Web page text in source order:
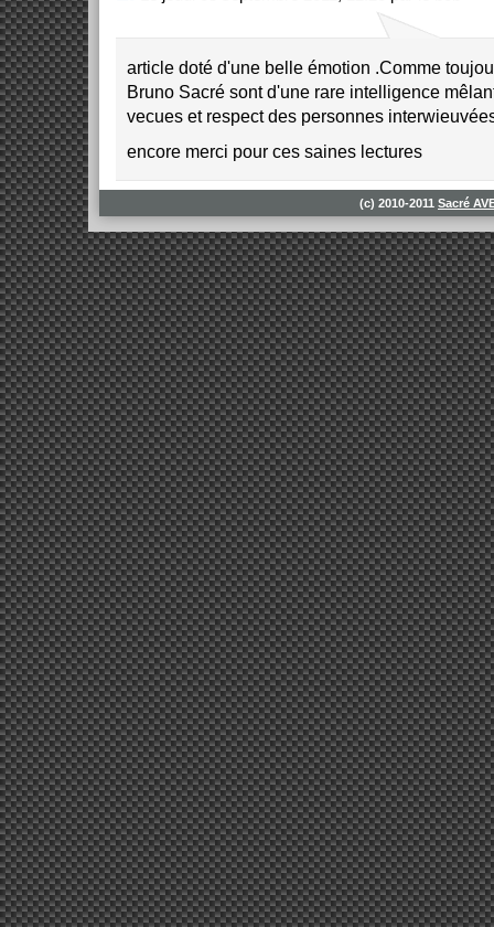
article doté d'une belle émotion .Comme
Bruno Sacré sont d'une rare intelligence
vecues et respect des personnes
encore merci pour ces saines lectures
(c) 2010-2011 Sacré